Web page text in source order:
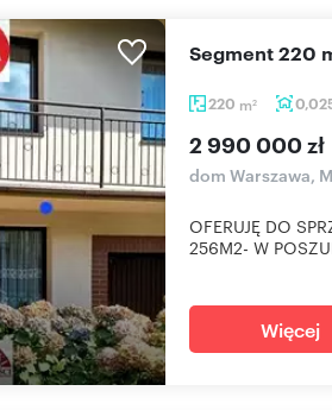
220 m2
Segment 220
2 990 000 zł
dom Warszawa,
OFERUJĘ DO
256M2- W
Więcej